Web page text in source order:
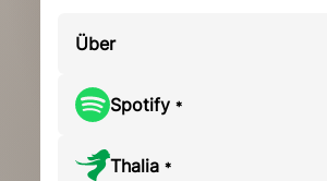
Über
Spotify *
Thalia *